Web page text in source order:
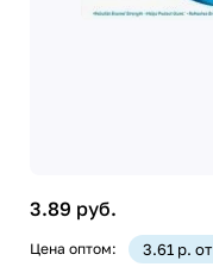
3.89 руб.
Цена оптом: 3.61 р.